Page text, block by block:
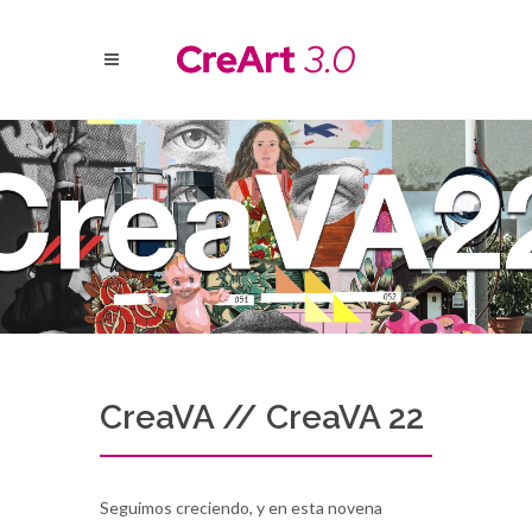
CreaVA // CreaVA 22
Seguimos creciendo, y en esta novena